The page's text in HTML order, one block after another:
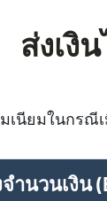
ส่งเงิ
เนียมในกรณี
ำนวนเงิน